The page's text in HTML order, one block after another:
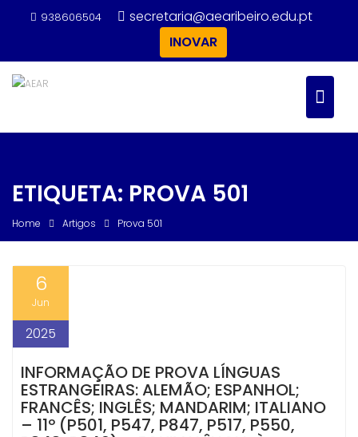
938606504
secretaria@aearibeiro.edu.pt
INOVAR
ETIQUETA: PROVA 501
Home Artigos Prova 501
6
Jun
2025
INFORMAÇÃO DE PROVA LÍNGUAS
ESTRANGEIRAS: ALEMÃO; ESPANHOL;
FRANCÊS; INGLÊS; MANDARIM; ITALIANO
– 11º (P501, P547, P847, P517, P550,